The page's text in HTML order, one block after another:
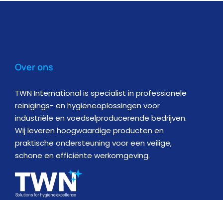
Over ons
TWN International is specialist in professionele
reinigings- en hygiëneoplossingen voor
industriële en voedselproducerende bedrijven.
Wij leveren hoogwaardige producten en
praktische ondersteuning voor een veilige,
schone en efficiënte werkomgeving.